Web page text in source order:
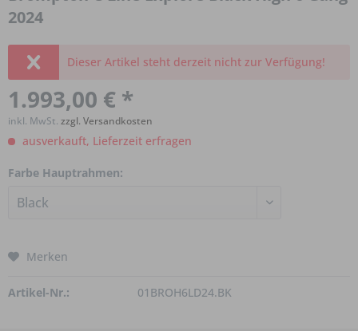
2024
Dieser Artikel steht derzeit nicht zur Verfügung!
1.993,00 € *
inkl. MwSt. zzgl. Versandkosten
ausverkauft, Lieferzeit erfragen
Farbe Hauptrahmen:
Merken
Artikel-Nr.: 01BROH6LD24.BK